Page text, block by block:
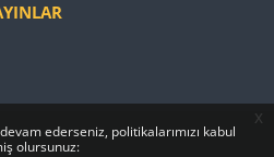
ederseniz, politikalarımızı kabul
olursunuz:
x